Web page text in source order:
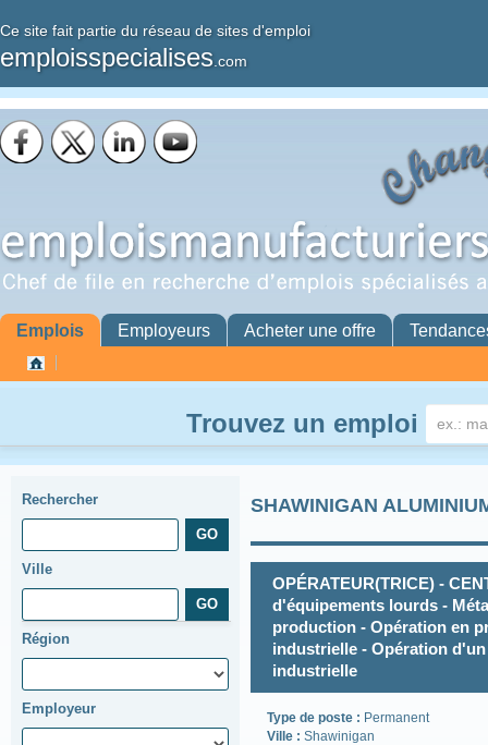
Ce site fait partie du réseau de sites d'emploi
emploisspecialises .com
Emplois Employeurs Acheter une offre
Trouvez un emploi
Rechercher
Ville
Région
Employeur
SHAWINIGAN
OPÉRATEUR(TRICE) -
d'équipements lourds -
production - Opération en
industrielle - Opération
industrielle
Type de poste : Permanent
Ville : Shawinigan